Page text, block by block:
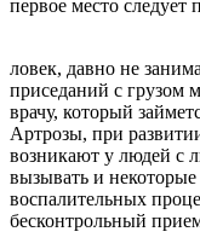
первое место следует
ловек, давно не
приседаний с грузом
врачу, который
Артрозы, при
возникают у людей с
вызывать и
воспалительных
бесконтрольный